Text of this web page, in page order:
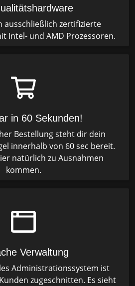
ausschließlich zertifizierte
Intel- und AMD Prozessoren.
in 60 Sekunden!
Bestellung steht dir dein
innerhalb von 60 sec bereit.
natürlich zu Ausnahmen
kommen.
Verwaltung
Administrationssystem ist
zugeschnitten. Es sieht